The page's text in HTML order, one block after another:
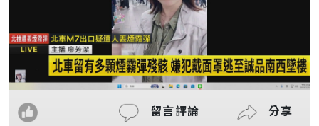
留言評論 分享